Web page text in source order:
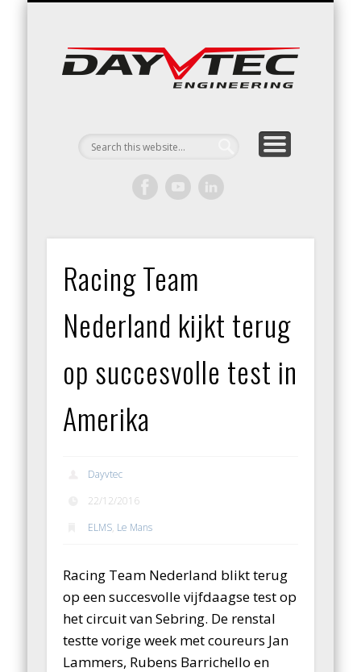
Racing Team
Nederland kijkt terug
op succesvolle test in
Amerika
Dayvtec
22/12/2016
ELMS, Le Mans
Racing Team Nederland blikt terug
op een succesvolle vijfdaagse test op
het circuit van Sebring. De renstal
testte vorige week met coureurs Jan
Lammers, Rubens Barrichello en